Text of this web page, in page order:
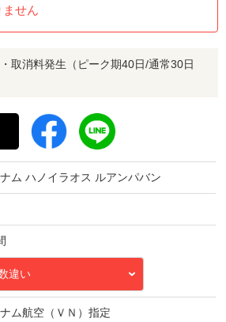
せん
取消料発生（ピーク期40日/通常30日
ム ハノイラオス ルアンパバン
違い
ム航空（ＶＮ）指定